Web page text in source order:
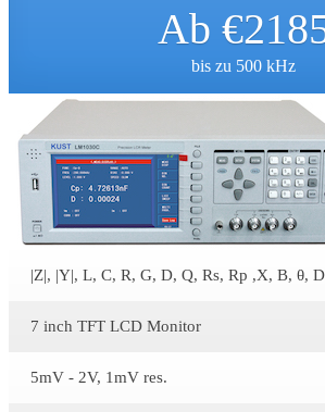
Ab
bis zu 500 kHz
|Z|, |Y|, L, C, R, G, D, Q, Rs, Rp ,X, B, θ,
7 inch TFT LCD Monitor
5mV - 2V, 1mV res.